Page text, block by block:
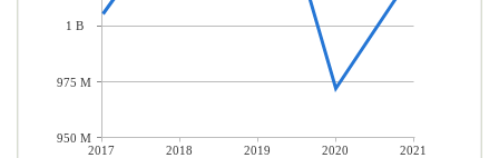
2017 2018 2019 2020
2021
1 B
975 M
950 M